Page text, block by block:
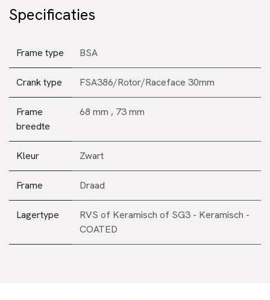
Specificaties
Frame type BSA
Crank type FSA386/Rotor/Raceface 30mm
Frame
breedte
68 mm , 73 mm
Kleur Zwart
Frame Draad
Lagertype RVS of Keramisch of SG3 - Keramisch -
COATED